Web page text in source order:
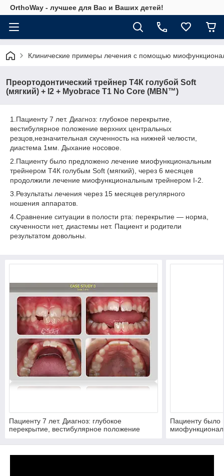
OrthoWay - лучшее для Вас и Ваших детей!
Клинические примеры лечения с помощью
Преортодонтический трейнер Т4К голубой Soft
(мягкий) + I2 + Myobrace T1 No Core (MBN™)
1.Пациенту 7 лет. Диагноз: глубокое перекрытие,
вестибулярное положение верхних центральных
резцов,незначительная скученность на нижней челюсти,
диастема 1мм. Дыхание носовое.
2.Пациенту было предложено лечение миофункциональным
трейнером Т4К голубым Soft (мягкий), через 6 месяцев
продолжили лечение миофункциональным трейнером І-2.
3.Результаты лечения через 15 месяцев регулярного
ношения аппаратов.
4.Сравнение ситуации в полости рта: перекрытие ― норма,
скученности нет, диастемы нет. Пациент и родители
результатом довольны.
Пациенту 7 лет. Диагноз: глубокое
перекрытие, вестибулярное положение
резцов,незначительная скученность на
Пациенту было
продолжили